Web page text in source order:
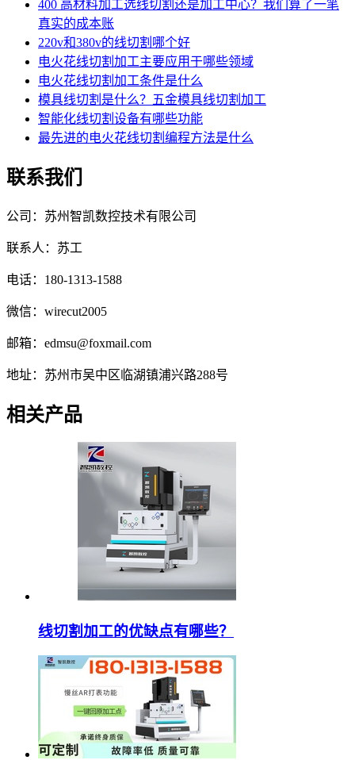
400 高材料加工选线切割还是加工中心？我们算了一笔
真实的成本账
220v和380v的线切割哪个好
电火花线切割加工主要应用于哪些领域
电火花线切割加工条件是什么
模具线切割是什么？五金模具线切割加工
智能化线切割设备有哪些功能
最先进的电火花线切割编程方法是什么
联系我们
公司：苏州智凯数控技术有限公司
联系人：苏工
电话：180-1313-1588
微信：wirecut2005
邮箱：edmsu@foxmail.com
地址：苏州市吴中区临湖镇浦兴路288号
相关产品
线切割加工的优缺点有哪些？